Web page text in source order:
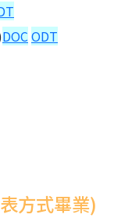
DOC ODT
方式畢業)